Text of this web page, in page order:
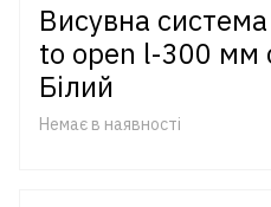
Висувна
to open l-300 мм
Білий
Немає в наявності